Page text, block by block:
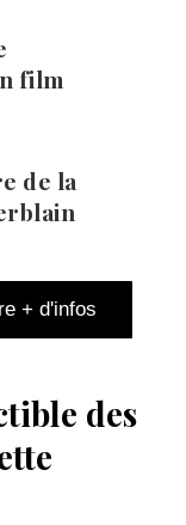
film
de la
+ d'infos
des